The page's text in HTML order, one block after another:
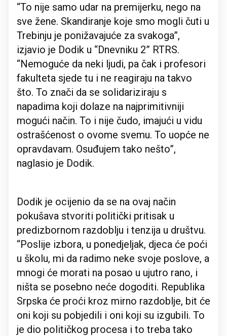
“To nije samo udar na premijerku, nego na
sve žene. Skandiranje koje smo mogli čuti u
Trebinju je ponižavajuće za svakoga”,
izjavio je Dodik u “Dnevniku 2” RTRS.
“Nemoguće da neki ljudi, pa čak i profesori
fakulteta sjede tu i ne reagiraju na takvo
što. To znači da se solidariziraju s
napadima koji dolaze na najprimitivniji
mogući način. To i nije čudo, imajući u vidu
ostrašćenost o ovome svemu. To uopće ne
opravdavam. Osuđujem tako nešto”,
naglasio je Dodik.
Dodik je ocijenio da se na ovaj način
pokušava stvoriti politički pritisak u
predizbornom razdoblju i tenzija u društvu.
“Poslije izbora, u ponedjeljak, djeca će poći
u školu, mi da radimo neke svoje poslove, a
mnogi će morati na posao u ujutro rano, i
ništa se posebno neće dogoditi. Republika
Srpska će proći kroz mirno razdoblje, bit će
oni koji su pobjedili i oni koji su izgubili. To
je dio političkog procesa i to treba tako